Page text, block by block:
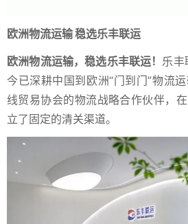
欧洲物流运输稳选乐丰联运
欧洲物流运输，稳选乐丰联运！ 乐丰
今已深耕中国到欧洲“门到门”物流
线贸易协会的物流战略合作伙伴，
立了固定的清关渠道。